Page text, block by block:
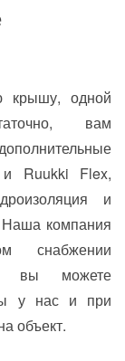
крышу, одной
вам
Ruukki Flex,
и
Наша компания
снабжении
вы можете
у нас и при
объект.